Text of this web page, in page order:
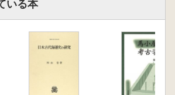
いる本